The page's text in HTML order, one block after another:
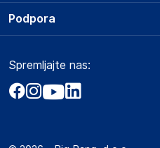
O podjetju
Obvestila za javnost
Akt o digitalnih storitvah
Storitve
Dostava, vnos in odvoz
Zavarovanje izdelkov
Podpora
Marketplace
Kako oddati naročilo?
Spremljajte nas: